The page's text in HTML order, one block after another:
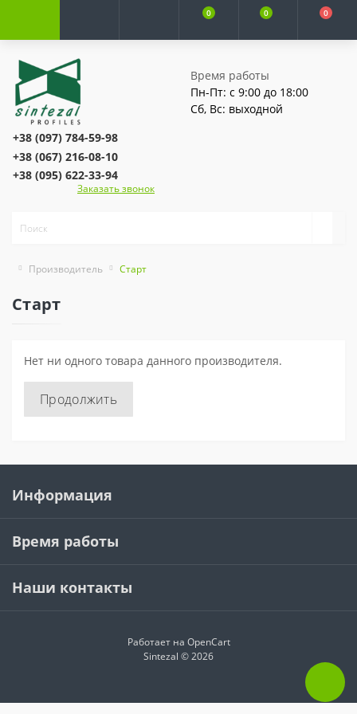
0 0 0
Время работы
Пн-Пт: с 9:00 до 18:00
Сб, Вс: выходной
+38 (097) 784-59-98
+38 (067) 216-08-10
+38 (095) 622-33-94
Заказать звонок
Производитель Старт
Старт
Нет ни одного товара данного производителя.
Продолжить
Информация
Время работы
Наши контакты
Работает на OpenCart
Sintezal © 2026